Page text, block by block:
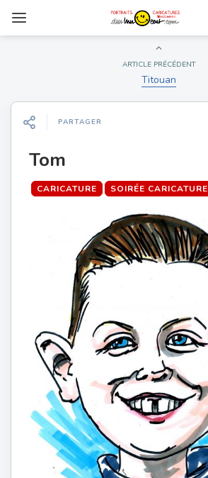
ARTICLE PRÉCÉDENT
Titouan
PARTAGER
Tom
CARICATURE SOIRÉE CARICATURE